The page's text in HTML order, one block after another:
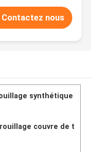
Contactez nous
synthétique
couvre de t